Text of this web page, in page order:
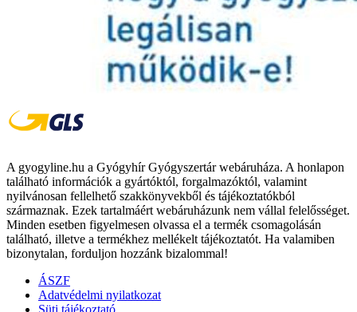
A gyogyline.hu a Gyógyhír Gyógyszertár webáruháza. A honlapon
található információk a gyártóktól, forgalmazóktól, valamint
nyilvánosan fellelhető szakkönyvekből és tájékoztatókból
származnak. Ezek tartalmáért webáruházunk nem vállal felelősséget.
Minden esetben figyelmesen olvassa el a termék csomagolásán
található, illetve a termékhez mellékelt tájékoztatót. Ha valamiben
bizonytalan, forduljon hozzánk bizalommal!
ÁSZF
Adatvédelmi nyilatkozat